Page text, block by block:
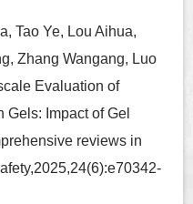
Tao Ye, Lou Aihua,
Zhang Wangang, Luo
Evaluation of
Impact of Gel
reviews in